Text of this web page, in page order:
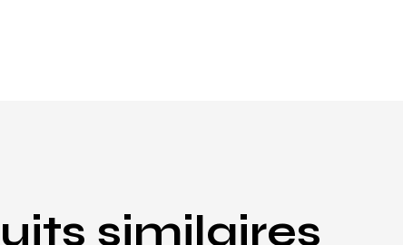
similaires